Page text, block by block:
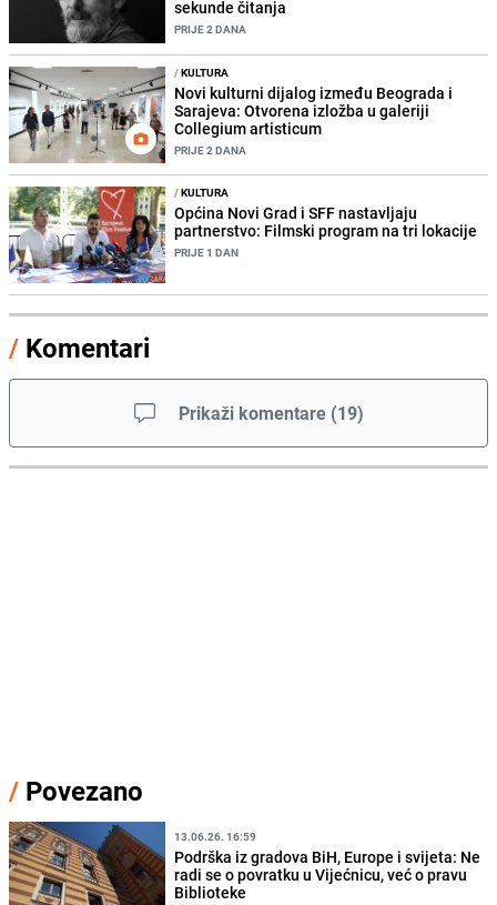
sekunde čitanja
PRIJE 2 DANA
/KULTURA
Novi kulturni dijalog između Beograda i
Sarajeva: Otvorena izložba u galeriji
Collegium artisticum
PRIJE 2 DANA
/KULTURA
Općina Novi Grad i SFF nastavljaju
partnerstvo: Filmski program na tri lokacije
PRIJE 1 DAN
/ Komentari
Prikaži komentare (19)
/ Povezano
13.06.26. 16:59
Podrška iz gradova BiH, Europe i svijeta: Ne
radi se o povratku u Vijećnicu, već o pravu
Biblioteke